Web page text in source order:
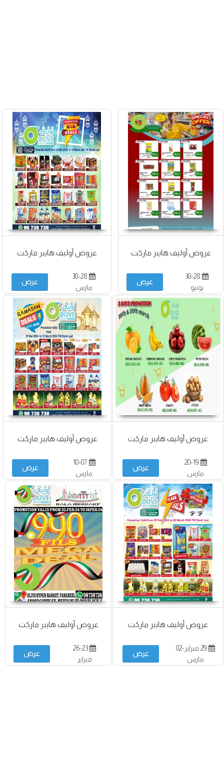
عروض أوليف هايبر ماركت
30-28
يونيو
عرض
عروض أوليف هايبر ماركت
30-28
مارس
عرض
عروض أوليف هايبر ماركت
20-19
مارس
عرض
عروض أوليف هايبر ماركت
10-07
مارس
عرض
عروض أوليف هايبر ماركت
29 فبراير-02
مارس
عرض
عروض أوليف هايبر ماركت
26-23
فبراير
عرض